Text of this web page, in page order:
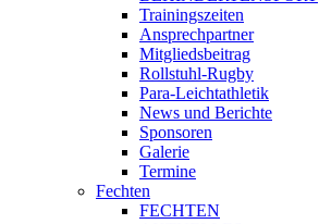
Trainingszeiten
Ansprechpartner
Mitgliedsbeitrag
Rollstuhl-Rugby
Para-Leichtathletik
News und Berichte
Sponsoren
Galerie
Termine
Fechten
FECHTEN